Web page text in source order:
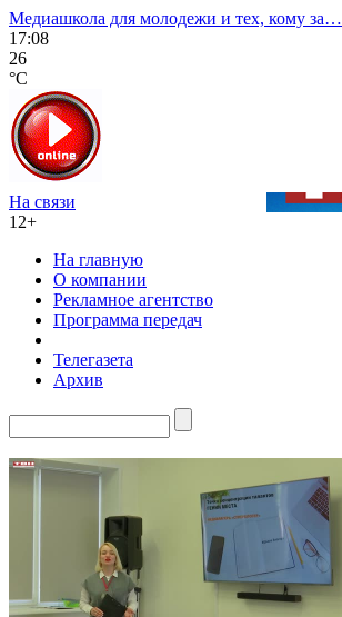
Медиашкола для молодежи и тех, кому за…
17:08
26
°C
На связи
12+
На главную
О компании
Рекламное агентство
Программа передач
Телегазета
Архив